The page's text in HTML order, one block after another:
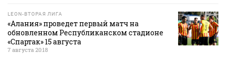
LEON-ВТОРАЯ ЛИГА
«Алания» проведет первый матч на
обновленном Республиканском стадионе
«Спартак» 15 августа
7 августа 20:18